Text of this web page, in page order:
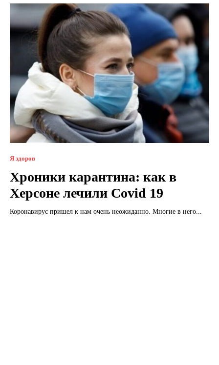
Я здоров
Хроники карантина: как в
Херсоне лечили Covid 19
Коронавирус пришел к нам очень неожиданно. Многие в него...